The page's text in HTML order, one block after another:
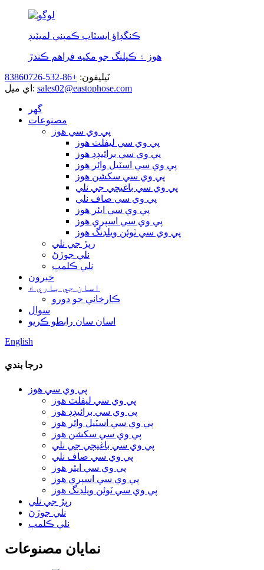
ڪنگڊاؤ ايسٽاپ ڪمپني لميٽيڊ
هوز ۽ ڪپلنگ جو مکيه فراهم ڪندڙ
ٽيليفون: +86-532-83860726
اي ميل: sales02@eastophose.com
گھر
مصنوعات
پي وي سي هوز
پي وي سي ليفلٽ هوز
پي وي سي برائيڊڊ هوز
پي وي سي اسٽيل وائر هوز
پي وي سي سکشن هوز
پي وي سي باغيچي جي نلي
پي وي سي صاف نلي
پي وي سي ايئر هوز
پي وي سي اسپري هوز
پي وي سي ٽوئن ويلڊنگ هوز
رٻڙ جي نلي
نلي جوڙڻ
نلي ڪلمپ
خبرون
اسان جي باري ۾
ڪارخاني جو دورو
سوال
اسان سان رابطو ڪريو
English
درجا بندي
پي وي سي هوز
پي وي سي ليفلٽ هوز
پي وي سي برائيڊڊ هوز
پي وي سي اسٽيل وائر هوز
پي وي سي سکشن هوز
پي وي سي باغيچي جي نلي
پي وي سي صاف نلي
پي وي سي ايئر هوز
پي وي سي اسپري هوز
پي وي سي ٽوئن ويلڊنگ هوز
رٻڙ جي نلي
نلي جوڙڻ
نلي ڪلمپ
نمايان مصنوعات